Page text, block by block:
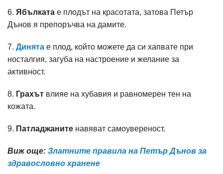
6. Ябълката е плодът на красотата, затова Петър
Дънов я препоръчва на дамите.
7. Динята е плод, който можете да си хапвате при
носталгия, загуба на настроение и желание за
активност.
8. Грахът влияе на хубавия и равномерен тен на
кожата.
9. Патладжаните навяват самоувереност.
Виж още: Златните правила на Петър Дънов за
здравословно хранене